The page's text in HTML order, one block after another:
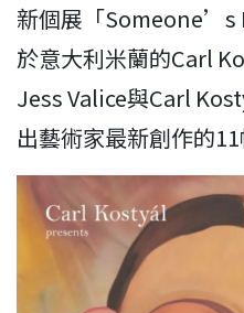
新個展「Someone’s
於意大利米蘭的Carl
Jess Valice與Carl
出藝術家最新創作的